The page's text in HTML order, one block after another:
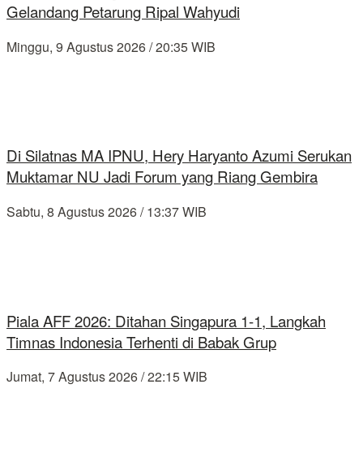
Gelandang Petarung Ripal Wahyudi
Minggu, 9 Agustus 2026 / 20:35 WIB
Di Silatnas MA IPNU, Hery Haryanto Azumi Serukan
Muktamar NU Jadi Forum yang Riang Gembira
Sabtu, 8 Agustus 2026 / 13:37 WIB
Piala AFF 2026: Ditahan Singapura 1-1, Langkah
Timnas Indonesia Terhenti di Babak Grup
Jumat, 7 Agustus 2026 / 22:15 WIB